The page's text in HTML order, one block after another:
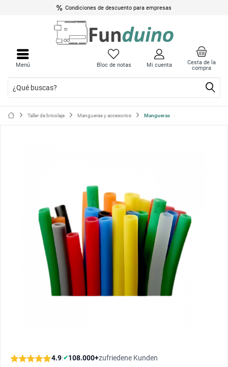
Condiciones de descuento para empresas
Cesta de la
compra
Bloc de notas Mi cuenta
Menú
Taller de bricolaje Mangueras y accesorios Mangueras
4.9|✔108.000+zufriedene Kunden